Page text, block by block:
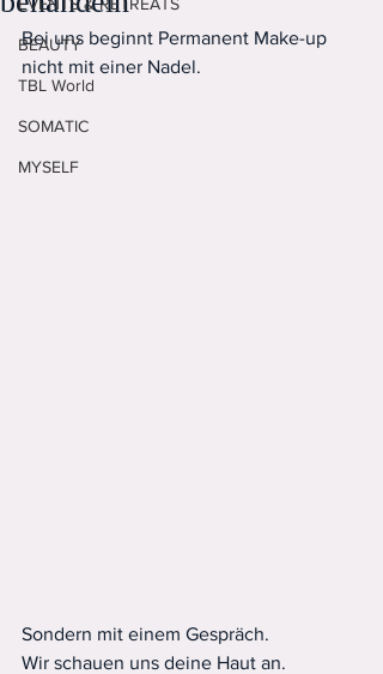
EVENTS & RETREATS
BEAUTY
TBL World
SOMATIC
MYSELF
Bei uns beginnt Permanent Make-up
nicht mit einer Nadel.
Sondern mit einem Gespräch.
Wir schauen uns deine Haut an.